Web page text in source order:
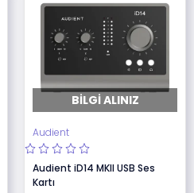
BILGI ALINIZ
Audient
Audient iD14 MKll USB Ses
Kartı